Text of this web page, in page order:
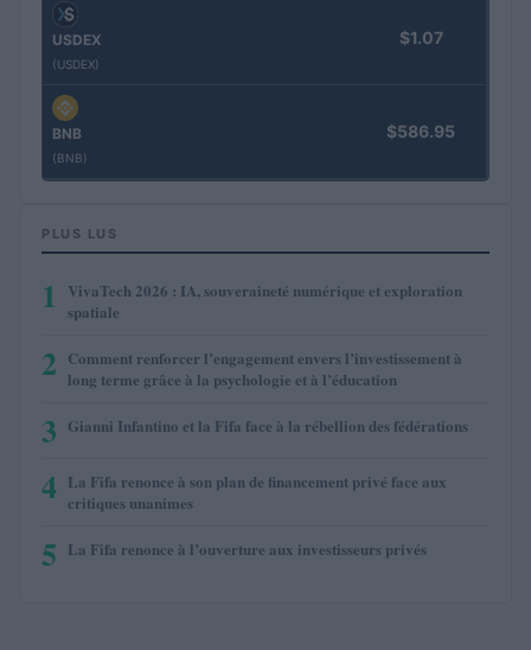
USDEX
(USDEX)
$1.07
BNB
(BNB)
$586.95
PLUS LUS
1
VivaTech 2026 : IA, souveraineté numérique et exploration
spatiale
2 Comment renforcer l’engagement envers l’investissement à
long terme grâce à la psychologie et à l’éducation
3 Gianni Infantino et la Fifa face à la rébellion des fédérations
4 La Fifa renonce à son plan de financement privé face aux
critiques unanimes
5 La Fifa renonce à l’ouverture aux investisseurs privés